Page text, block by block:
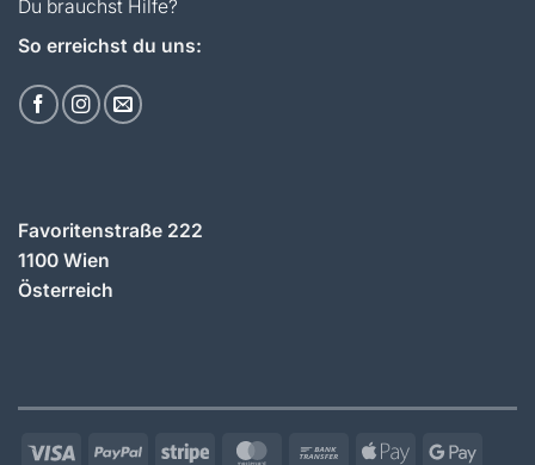
Du brauchst Hilfe?
So erreichst du uns:
Favoritenstraße 222
1100 Wien
Österreich
Visa PayPal Stripe MasterCard
Bank Apple